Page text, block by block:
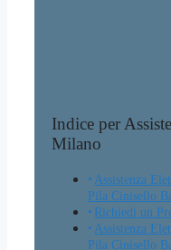
Indice per
Milano
Assistenza
Pila Cinisello
Richiedi un
Assistenza
Pila Cinisello